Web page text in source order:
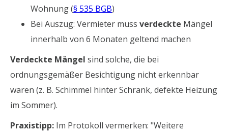
Wohnung (§ 535 BGB)
Bei Auszug: Vermieter muss verdeckte Mängel
innerhalb von 6 Monaten geltend machen
Verdeckte Mängel sind solche, die bei
ordnungsgemäßer Besichtigung nicht erkennbar
waren (z. B. Schimmel hinter Schrank, defekte Heizung
im Sommer).
Praxistipp: Im Protokoll vermerken: "Weitere